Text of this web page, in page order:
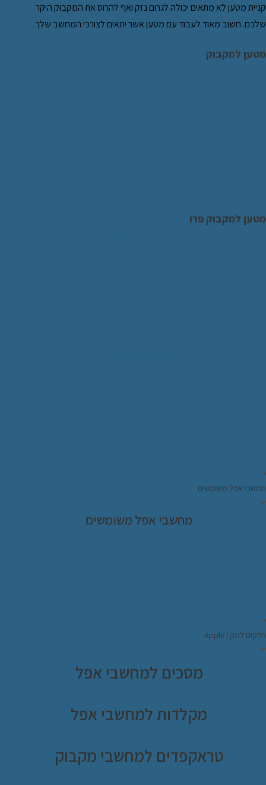
קניית מטען לא מתאים יכולה לגרום נזק ואף להרוס את המקבוק היקר
שלכם. חשוב מאוד לעבוד עם מטען אשר יתאים לצורכי המחשב שלך.
מטען למקבוק
מטען למקבוק פרו
מחשבי אפל משומשים
מחשבי אפל משומשים
חלקים למק | Apple
מסכים למחשבי אפל
מקלדות למחשבי אפל
טראקפדים למחשבי מקבוק